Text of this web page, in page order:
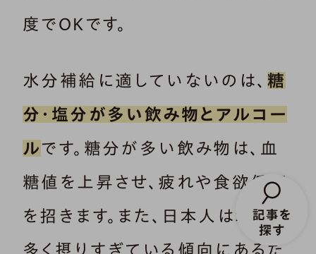
度でOKです。
水分補給に適していないのは、 糖
分・塩分が多い飲み物とアルコー
ル です。糖分が多い飲み物は、血
糖値を上昇させ、疲れや食欲低下
を招きます。また、日本人は塩分を
多く摂りすぎている傾向にあるた